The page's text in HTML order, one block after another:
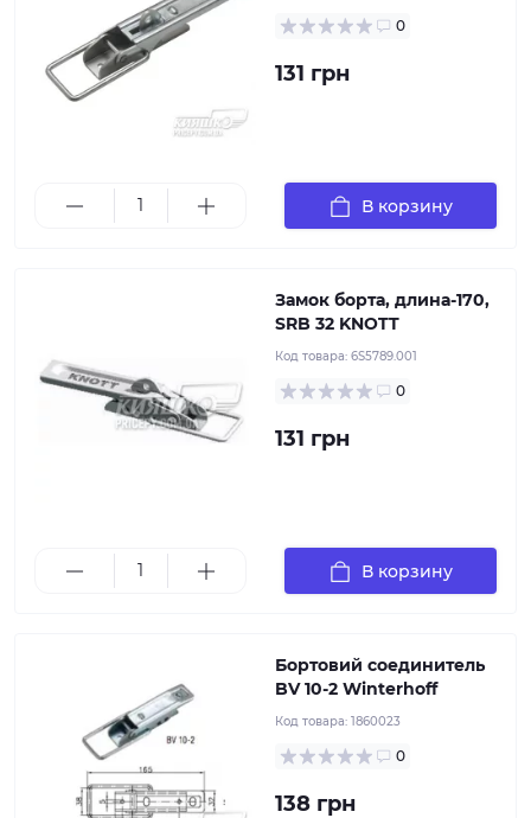
0
131 грн
В корзину
Замок борта, длина-170,
SRB 32 KNOTT
Код товара: 6S5789.001
0
131 грн
В корзину
Бортовий соединитель
BV 10-2 Winterhoff
Код товара: 1860023
0
138 грн